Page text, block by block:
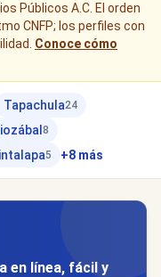
Públicos A.C. El orden
CNFP; los perfiles con
Conoce cómo
Tapachula24
8
5 +8 más
en línea, fácil y